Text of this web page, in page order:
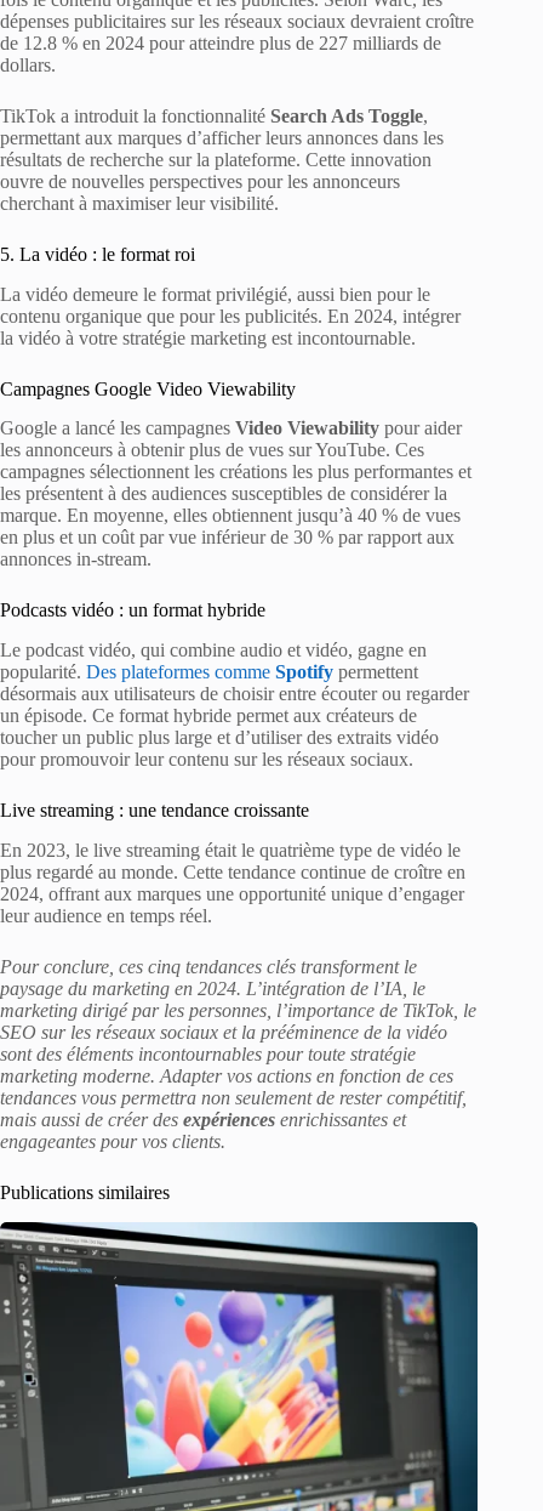
dépenses publicitaires sur les réseaux sociaux devraient croître
de 12.8 % en 2024 pour atteindre plus de 227 milliards de
dollars.
TikTok a introduit la fonctionnalité Search Ads Toggle,
permettant aux marques d’afficher leurs annonces dans les
résultats de recherche sur la plateforme. Cette innovation
ouvre de nouvelles perspectives pour les annonceurs
cherchant à maximiser leur visibilité.
5. La vidéo : le format roi
La vidéo demeure le format privilégié, aussi bien pour le
contenu organique que pour les publicités. En 2024, intégrer
la vidéo à votre stratégie marketing est incontournable.
Campagnes Google Video Viewability
Google a lancé les campagnes Video Viewability pour aider
les annonceurs à obtenir plus de vues sur YouTube. Ces
campagnes sélectionnent les créations les plus performantes et
les présentent à des audiences susceptibles de considérer la
marque. En moyenne, elles obtiennent jusqu’à 40 % de vues
en plus et un coût par vue inférieur de 30 % par rapport aux
annonces in-stream.
Podcasts vidéo : un format hybride
Le podcast vidéo, qui combine audio et vidéo, gagne en
popularité. Des plateformes comme Spotify permettent
désormais aux utilisateurs de choisir entre écouter ou regarder
un épisode. Ce format hybride permet aux créateurs de
toucher un public plus large et d’utiliser des extraits vidéo
pour promouvoir leur contenu sur les réseaux sociaux.
Live streaming : une tendance croissante
En 2023, le live streaming était le quatrième type de vidéo le
plus regardé au monde. Cette tendance continue de croître en
2024, offrant aux marques une opportunité unique d’engager
leur audience en temps réel.
Pour conclure, ces cinq tendances clés transforment le
paysage du marketing en 2024. L’intégration de l’IA, le
marketing dirigé par les personnes, l’importance de TikTok, le
SEO sur les réseaux sociaux et la prééminence de la vidéo
sont des éléments incontournables pour toute stratégie
marketing moderne. Adapter vos actions en fonction de ces
tendances vous permettra non seulement de rester compétitif,
mais aussi de créer des expériences enrichissantes et
engageantes pour vos clients.
Publications similaires